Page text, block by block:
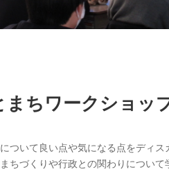
まちワークショッ
ついて良い点や気になる点をディ
ちづくりや行政との関わりについて